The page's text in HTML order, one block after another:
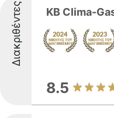
Διακριθέντες KB Clima-
8.5